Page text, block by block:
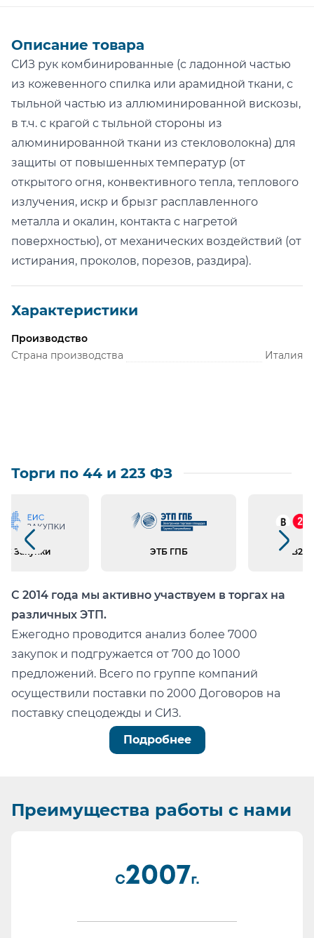
Описание товара
СИЗ рук комбинированные (с ладонной частью
из кожевенного спилка или арамидной ткани, с
тыльной частью из аллюминированной вискозы,
в т.ч. с крагой с тыльной стороны из
алюминированной ткани из стекловолокна) для
защиты от повышенных температур (от
открытого огня, конвективного тепла, теплового
излучения, искр и брызг расплавленного
металла и окалин, контакта с нагретой
поверхностью), от механических воздействий (от
истирания, проколов, порезов, раздира).
Характеристики
Производство
Страна производства
Италия
Торги по 44 и 223 ФЗ
Закупки ЭТБ ГПБ B2B
Предыдущий слайд
Следующий слайд
С 2014 года мы активно участвуем в торгах на
различных ЭТП.
Ежегодно проводится анализ более 7000
закупок и подгружается от 700 до 1000
предложений. Всего по группе компаний
осуществили поставки по 2000 Договоров на
поставку спецодежды и СИЗ.
Можно легко проверить тот факт, что мы:
не состоим в реестре недобросовестных
факту невыполнения обязательств.
отдела комплектации:
Подробнее
Преимущества работы с нами